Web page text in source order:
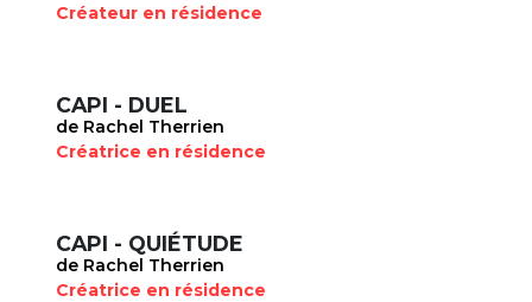
Créateur en résidence
CAPI - DUEL
de Rachel Therrien
Créatrice en résidence
CAPI - QUIÉTUDE
de Rachel Therrien
Créatrice en résidence